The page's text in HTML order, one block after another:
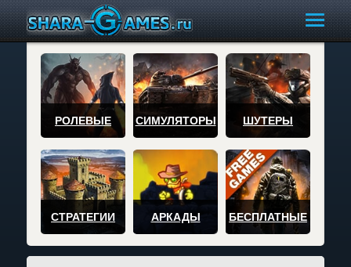
РОЛЕВЫЕ СИМУЛЯТОРЫ ШУТЕРЫ
СТРАТЕГИИ АРКАДЫ БЕСПЛАТНЫЕ